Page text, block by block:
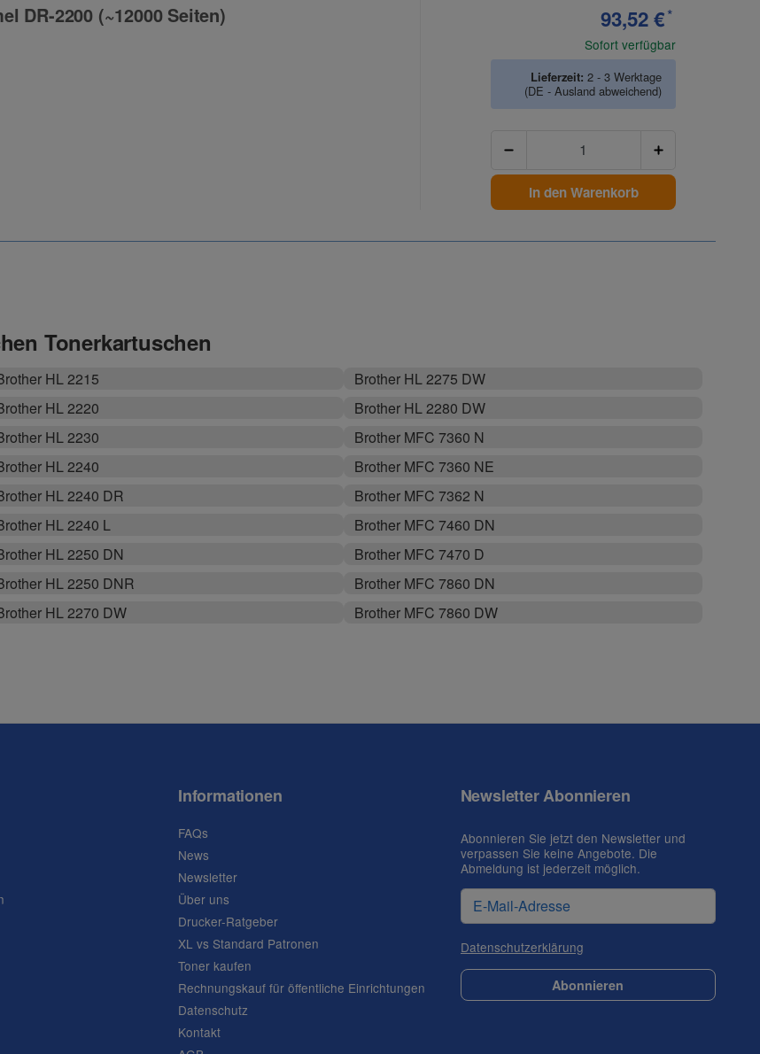
DR-2200 (~12000 Seiten) 93,52 €*
Sofort verfügbar
Lieferzeit: 2 - 3 Werktage
(DE - Ausland abweichend)
In den Warenkorb
Tonerkartuschen
HL 2215
HL 2220
HL 2230
HL 2240
HL 2240 DR
HL 2240 L
HL 2250 DN
HL 2250 DNR
HL 2270 DW
Brother HL 2275 DW
Brother HL 2280 DW
Brother MFC 7360 N
Brother MFC 7360 NE
Brother MFC 7362 N
Brother MFC 7460 DN
Brother MFC 7470 D
Brother MFC 7860 DN
Brother MFC 7860 DW
Informationen
FAQs
News
Newsletter
Über uns
Drucker-Ratgeber
XL vs Standard Patronen
Toner kaufen
Rechnungskauf für öffentliche Einrichtungen
Datenschutz
Kontakt
Newsletter Abonnieren
Abonnieren Sie jetzt den Newsletter und
verpassen Sie keine Angebote. Die
Abmeldung ist jederzeit möglich.
Datenschutzerklärung
Abonnieren